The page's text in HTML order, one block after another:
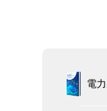
電